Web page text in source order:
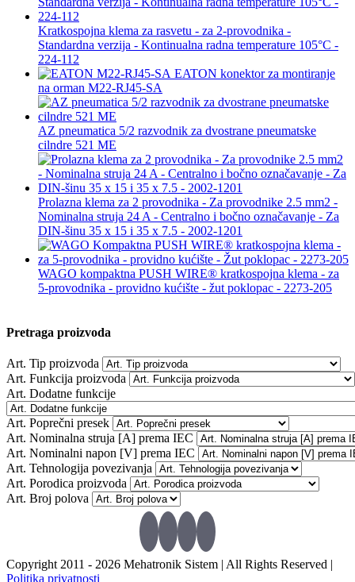
Kratkospojna klema za rasvetu - za 2-provodnika -
Standardna verzija - Kontinualna radna temperature 105°C -
224-112
EATON konektor za montiranje
na orman M22-RJ45-SA
AZ pneumatica 5/2 razvodnik za dvostrane pneumatske
cilndre 521 ME
Prolazna klema za 2 provodnika - Za provodnike 2.5 mm2 -
Nominalna struja 24 A - Centralno i bočno označavanje - Za
DIN-šinu 35 x 15 i 35 x 7.5 - 2002-1201
WAGO kompaktna PUSH WIRE® kratkospojna klema - za
5-provodnika - providno kućište - žut poklopac - 2273-205
Pretraga proizvoda
Art. Tip proizvoda
Art. Funkcija proizvoda
Art. Dodatne funkcije
Art. Poprečni presek
Art. Nominalna struja [A] prema IEC
Art. Nominalni napon [V] prema IEC
Art. Tehnologija povezivanja
Art. Porodica proizvoda
Art. Broj polova
Copyright 2011 - 2026 Mehatronik Sistem | All Rights Reserved |
Politika privatnosti